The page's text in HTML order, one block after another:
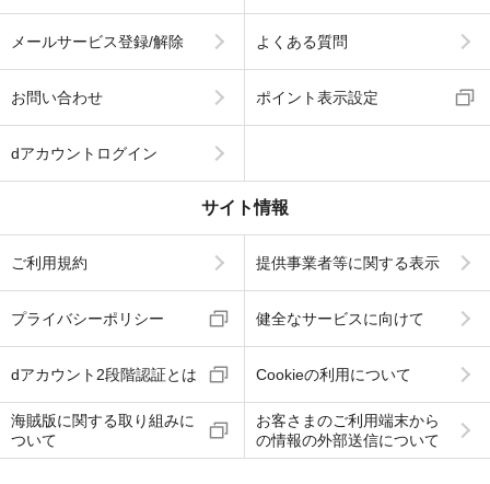
メールサービス登録/解除 よくある質問
お問い合わせ ポイント表示設定
dアカウントログイン
サイト情報
ご利用規約 提供事業者等に関する表示
プライバシーポリシー 健全なサービスに向けて
dアカウント2段階認証とは Cookieの利用について
海賊版に関する取り組みに
ついて
お客さまのご利用端末から
の情報の外部送信について